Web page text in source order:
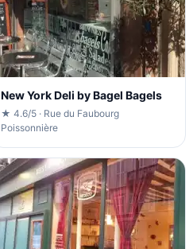
New York Deli by Bagel Bagels
★ 4.6/5 · Rue du Faubourg
Poissonnière